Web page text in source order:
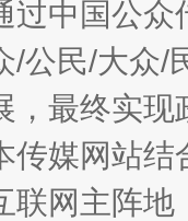
过中国公
/公民/大众
，最终实
传媒网站
联网主阵